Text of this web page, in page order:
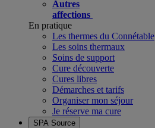
Autres
affections
En pratique
Les thermes du Connétable
Les soins thermaux
Soins de support
Cure découverte
Cures libres
Démarches et tarifs
Organiser mon séjour
Je réserve ma cure
SPA Source